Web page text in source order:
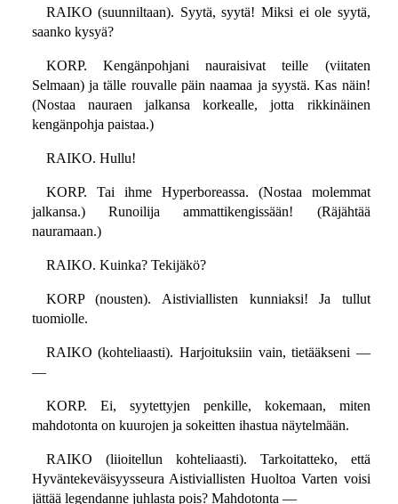
RAIKO (suunniltaan). Syytä, syytä! Miksi ei ole syytä,
saanko kysyä?
KORP. Kengänpohjani nauraisivat teille (viitaten
Selmaan) ja tälle rouvalle päin naamaa ja syystä. Kas näin!
(Nostaa nauraen jalkansa korkealle, jotta rikkinäinen
kengänpohja paistaa.)
RAIKO. Hullu!
KORP. Tai ihme Hyperboreassa. (Nostaa molemmat
jalkansa.) Runoilija ammattikengissään! (Räjähtää
nauramaan.)
RAIKO. Kuinka? Tekijäkö?
KORP (nousten). Aistiviallisten kunniaksi! Ja tullut
tuomiolle.
RAIKO (kohteliaasti). Harjoituksiin vain, tietääkseni —
—
KORP. Ei, syytettyjen penkille, kokemaan, miten
mahdotonta on kuurojen ja sokeitten ihastua näytelmään.
RAIKO (liioitellun kohteliaasti). Tarkoitatteko, että
Hyväntekeväisyysseura Aistiviallisten Huoltoa Varten voisi
jättää legendanne juhlasta pois? Mahdotonta —